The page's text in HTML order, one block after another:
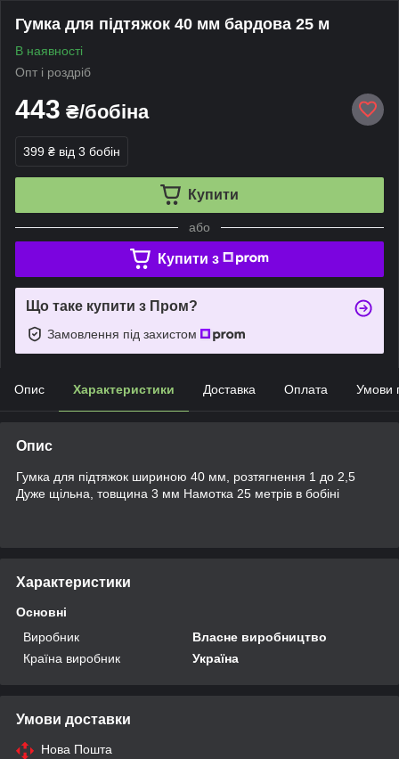
Гумка для підтяжок 40 мм бардова 25 м
В наявності
Опт і роздріб
443 ₴/бобіна
399 ₴ від 3 бобін
Купити
або
Купити з
Що таке купити з Пром?
Замовлення під захистом
Опис Характеристики Доставка Оплата Умови
Опис
Гумка для підтяжок шириною 40 мм, розтягнення 1 до 2,5
Дуже щільна, товщина 3 мм Намотка 25 метрів в бобіні
Характеристики
Основні
Виробник
Власне виробництво
Країна виробник
Україна
Умови доставки
Нова Пошта